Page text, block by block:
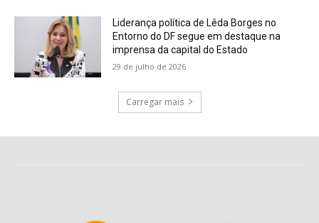
Liderança política de Lêda Borges no
Entorno do DF segue em destaque na
imprensa da capital do Estado
29 de julho de 2026
Carregar mais